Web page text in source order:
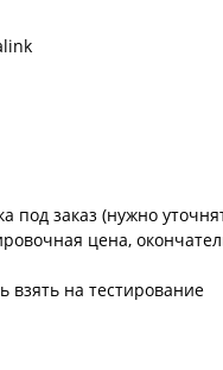
под заказ (нужно
цена,
взять на тестирование